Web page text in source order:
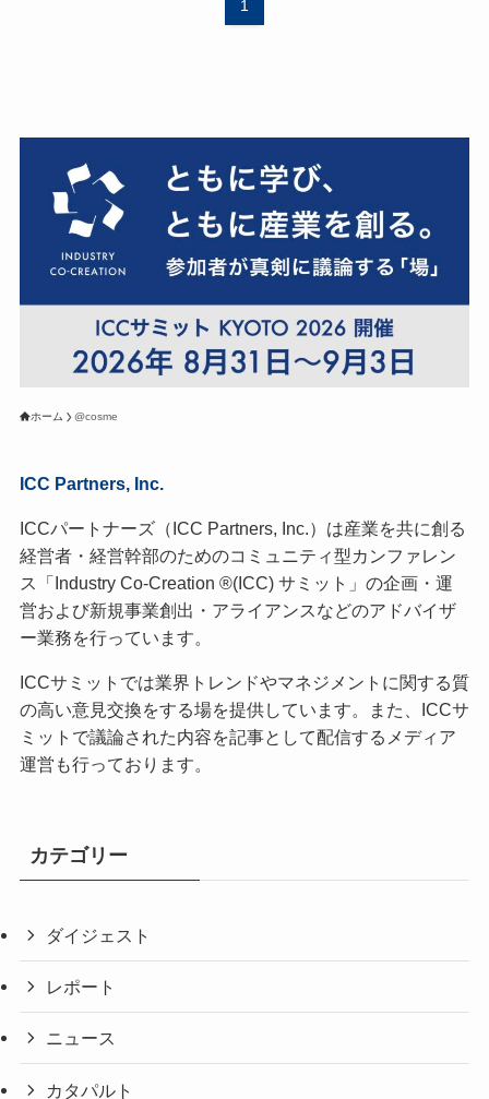
1
ホーム @cosme
ICC Partners, Inc.
ICCパートナーズ（ICC Partners, Inc.）は産業を共に創る
経営者・経営幹部のためのコミュニティ型カンファレン
ス「Industry Co-Creation ®(ICC) サミット」の企画・運
営および新規事業創出・アライアンスなどのアドバイザ
ー業務を行っています。
ICCサミットでは業界トレンドやマネジメントに関する質
の高い意見交換をする場を提供しています。また、ICCサ
ミットで議論された内容を記事として配信するメディア
運営も行っております。
カテゴリー
ダイジェスト
レポート
ニュース
カタパルト